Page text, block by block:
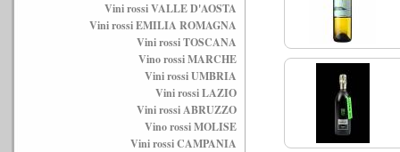
Vini rossi VALLE D'AOSTA
Vini rossi EMILIA ROMAGNA
Vini rossi TOSCANA
Vino rossi MARCHE
Vini rossi UMBRIA
Vini rossi LAZIO
Vini rossi ABRUZZO
Vino rossi MOLISE
Vini rossi CAMPANIA